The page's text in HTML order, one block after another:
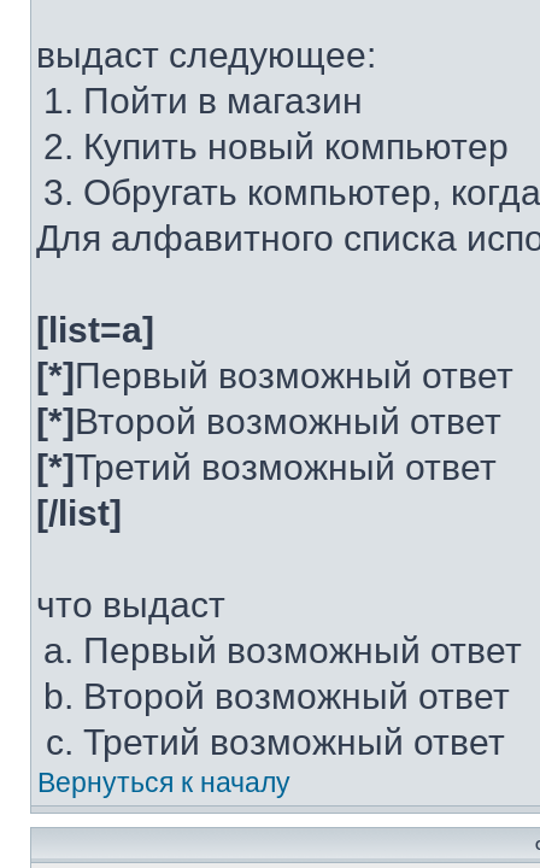
выдаст следующее:
Пойти в магазин
Купить новый компьютер
Обругать компьютер,
Для алфавитного списка
[list=a]
[*]Первый возможный ответ
[*]Второй возможный ответ
[*]Третий возможный ответ
[/list]
что выдаст
Первый возможный ответ
Второй возможный ответ
Третий возможный ответ
Вернуться к началу